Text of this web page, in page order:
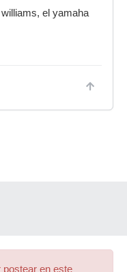
el yamaha
postear en este